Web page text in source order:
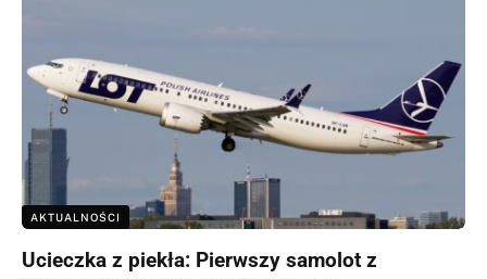
AKTUALNOŚCI
Ucieczka z piekła: Pierwszy samolot z